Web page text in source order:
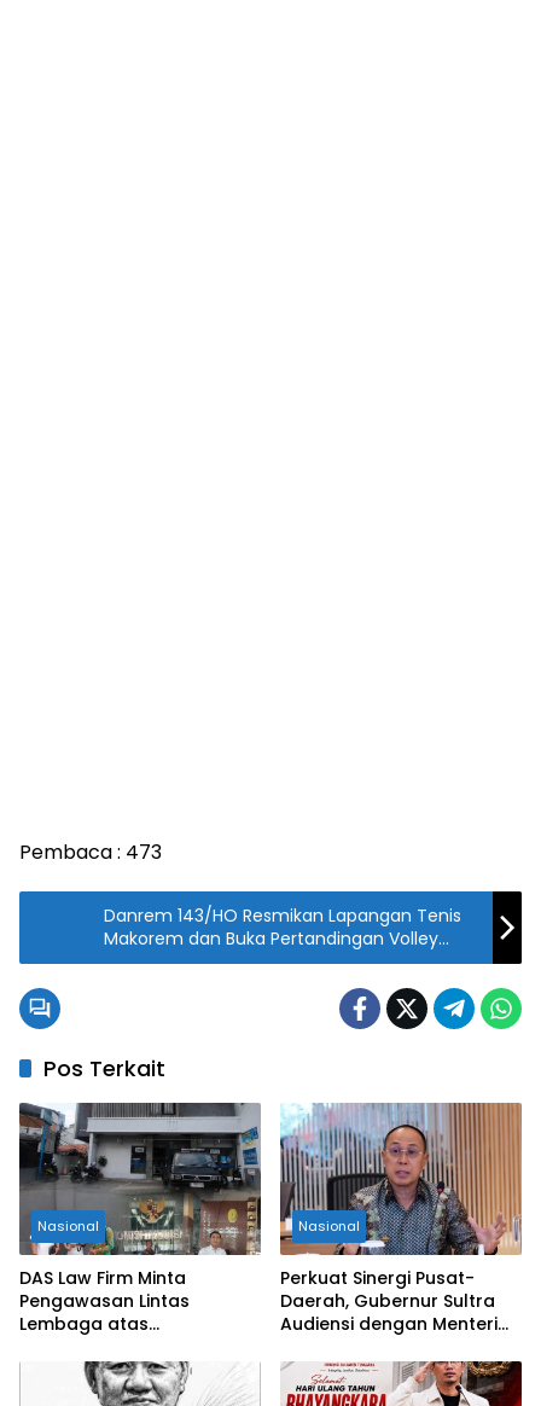
Pembaca : 473
Danrem 143/HO Resmikan Lapangan Tenis
Makorem dan Buka Pertandingan Volley
Antar Satuan
Pos Terkait
Nasional
DAS Law Firm Minta
Pengawasan Lintas
Lembaga atas
Objek Sengketa di
Pengadilan Negeri Jakarta
Nasional
Perkuat Sinergi Pusat-
Daerah, Gubernur Sultra
Audiensi dengan Menteri